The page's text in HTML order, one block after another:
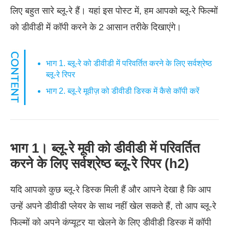
लिए बहुत सारे ब्लू-रे हैं। यहां इस पोस्ट में, हम आपको ब्लू-रे फिल्मों
को डीवीडी में कॉपी करने के 2 आसान तरीके दिखाएंगे।
भाग 1. ब्लू-रे को डीवीडी में परिवर्तित करने के लिए सर्वश्रेष्ठ
ब्लू-रे रिपर
भाग 2. ब्लू-रे मूवीज़ को डीवीडी डिस्क में कैसे कॉपी करें
भाग 1। ब्लू-रे मूवी को डीवीडी में परिवर्तित
करने के लिए सर्वश्रेष्ठ ब्लू-रे रिपर (h2)
यदि आपको कुछ ब्लू-रे डिस्क मिली हैं और आपने देखा है कि आप
उन्हें अपने डीवीडी प्लेयर के साथ नहीं खेल सकते हैं, तो आप ब्लू-रे
फिल्मों को अपने कंप्यूटर या खेलने के लिए डीवीडी डिस्क में कॉपी